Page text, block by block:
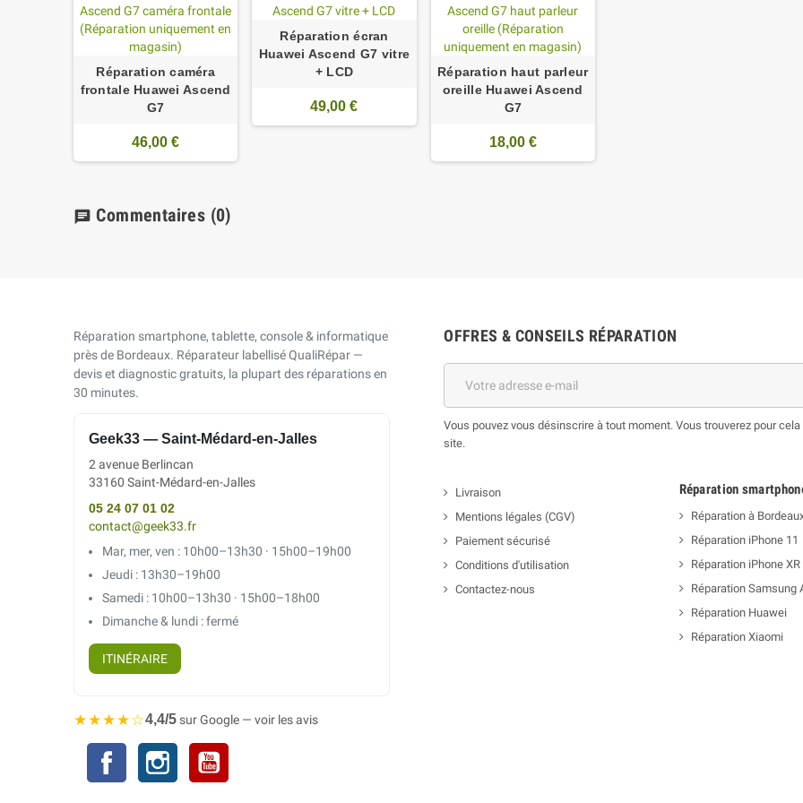
Réparation caméra
frontale Huawei Ascend
G7
46,00 €
Réparation écran
Huawei Ascend G7 vitre
+ LCD
49,00 €
Réparation haut parleur
oreille Huawei Ascend
G7
18,00 €
chat Commentaires (0)
Réparation smartphone, tablette, console & informatique
près de Bordeaux. Réparateur labellisé QualiRépar —
devis et diagnostic gratuits, la plupart des réparations en
30 minutes.
Geek33 — Saint-Médard-en-Jalles
2 avenue Berlincan
33160 Saint-Médard-en-Jalles
05 24 07 01 02
contact@geek33.fr
Mar, mer, ven : 10h00–13h30 · 15h00–19h00
Jeudi : 13h30–19h00
Samedi : 10h00–13h30 · 15h00–18h00
Dimanche & lundi : fermé
ITINÉRAIRE
★★★★☆4,4/5sur Google — voir les avis
Facebook Instagram
OFFRES & CONSEILS RÉPARATION
Vous pouvez vous désinscrire à tout moment. Vous trouverez pour
site.
Livraison
Mentions légales (CGV)
Paiement sécurisé
Conditions d'utilisation
Contactez-nous
Réparation
Réparation à
Réparation iPhone 11
Réparation iPhone XR
Réparation Samsung
Réparation Huawei
Réparation Xiaomi